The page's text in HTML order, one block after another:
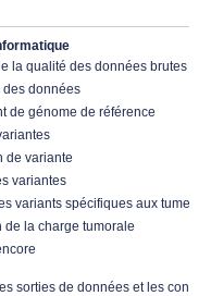
la qualité des données brutes
des données
de génome de référence
de variante
variantes
variants spécifiques aux tumeurs
de la charge tumorale
sorties de données et les